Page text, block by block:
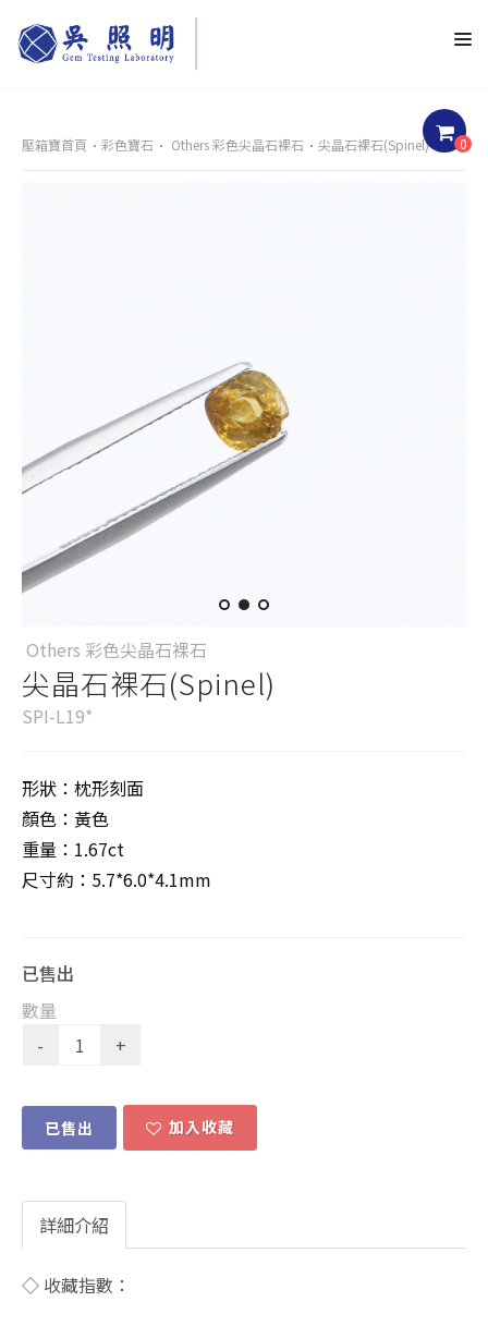
0
壓箱寶首頁 彩色寶石 Others 彩色尖晶石裸石 尖晶石裸石(Spinel)
Others 彩色尖晶石裸石
尖晶石裸石(Spinel)
SPI-L19*
形狀：枕形刻面
顏色：黃色
重量：1.67ct
尺寸約：5.7*6.0*4.1mm
已售出
數量
已售出 加入收藏
詳細介紹
◇ 收藏指數：